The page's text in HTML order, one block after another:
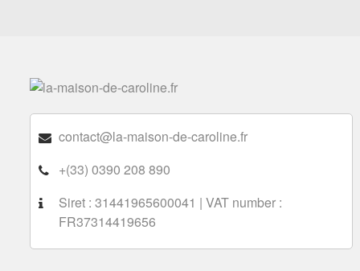
contact@la-maison-de-caroline.fr
+(33) 0390 208 890
Siret : 31441965600041 | VAT number :
FR37314419656